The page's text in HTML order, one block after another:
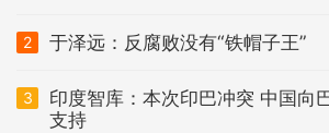
2 于泽远：反腐败没有“铁帽子王”
3
印度智库：本次印巴冲突 中国向
支持